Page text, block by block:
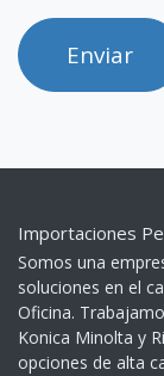
Enviar
Importaciones
Somos una
soluciones en el
Oficina.
Konica Minolta y
opciones de alta